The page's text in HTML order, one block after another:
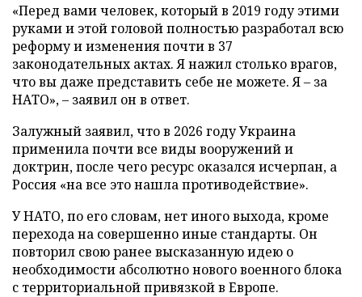
«Перед вами человек, который в 2019 году этими
руками и этой головой полностью разработал всю
реформу и изменения почти в 37
законодательных актах. Я нажил столько врагов,
что вы даже представить себе не можете. Я – за
НАТО», – заявил он в ответ.
Залужный заявил, что в 2026 году Украина
применила почти все виды вооружений и
доктрин, после чего ресурс оказался исчерпан, а
Россия «на все это нашла противодействие».
У НАТО, по его словам, нет иного выхода, кроме
перехода на совершенно иные стандарты. Он
повторил свою ранее высказанную идею о
необходимости абсолютно нового военного блока
с территориальной привязкой в Европе.